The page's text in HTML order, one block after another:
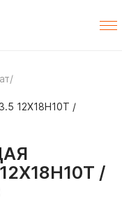
/
12Х18Н10Т /
/